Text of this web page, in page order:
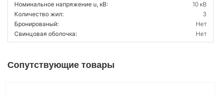
Номинальное напряжение u, кВ:
10 кВ
Количество жил:
3
Бронированый:
Нет
Свинцовая оболочка:
Нет
Сопутствующие товары